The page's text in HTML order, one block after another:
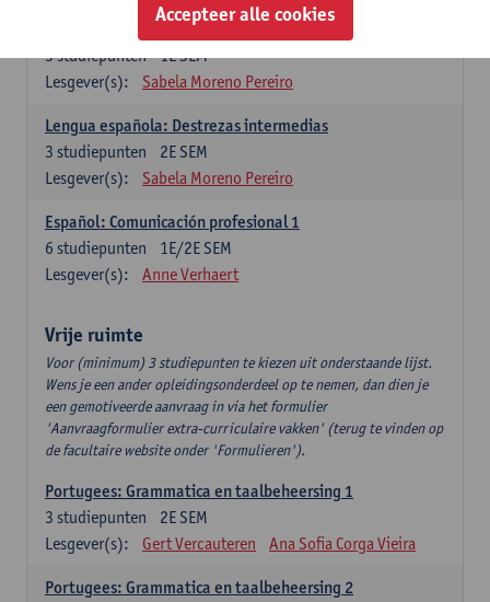
Lengua española: Destrezas básicas
1E SEM
3studiepunten
Lesgever(s):
Sabela Moreno Pereiro
Lengua española: Destrezas intermedias
2E SEM
3 studiepunten
Lesgever(s):
Sabela Moreno Pereiro
Español: Comunicación profesional 1
1E/2E SEM
6 studiepunten
Lesgever(s):
Anne Verhaert
Vrije ruimte
Voor (minimum) 3 studiepunten te kiezen uit onderstaande lijst.
Wens je een ander opleidingsonderdeel op te nemen, dan dien je
een gemotiveerde aanvraag in via het formulier
'Aanvraagformulier extra-curriculaire vakken' (terug te vinden op
de facultaire website onder 'Formulieren').
Portugees: Grammatica en taalbeheersing 1
2E SEM
3 studiepunten
Lesgever(s):
Gert Vercauteren Ana Sofia Corga Vieira
Portugees: Grammatica en taalbeheersing 2
Accepteer alle cookies